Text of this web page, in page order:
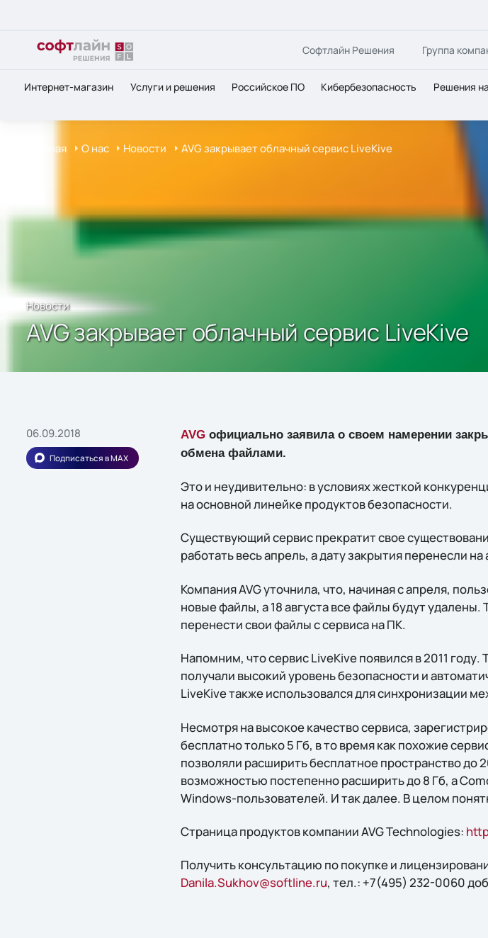
Софтлайн Решения Группа
Интернет-магазин Услуги и решения Российское ПО Кибербезопасность Решения
Главная О нас Новости AVG закрывает облачный сервис LiveKive
Новости
AVG закрывает облачный сервис LiveKive
06.09.2018
Подписаться в MAX
AVGофициально заявила о своем намерении
обмена файлами.
Это и неудивительно: в условиях жесткой
на основной линейке продуктов безопасности.
Существующий сервис прекратит свое
работать весь апрель, а дату закрытия перенесли на
Компания AVG уточнила, что, начиная с апреля,
новые файлы, а 18 августа все файлы будут удалены.
перенести свои файлы с сервиса на ПК.
Напомним, что сервис LiveKive появился в 2011
получали высокий уровень безопасности и
LiveKive также использовался для синхронизации
Несмотря на высокое качество сервиса,
бесплатно только 5 Гб, в то время как похожие
позволяли расширить бесплатное пространство до
возможностью постепенно расширить до 8 Гб, а
Windows-пользователей. И так далее. В целом
Страница продуктов компании AVG Technologies:
Получить консультацию по покупке и
Danila.Sukhov@softline.ru, тел.: +7(495) 232-0060